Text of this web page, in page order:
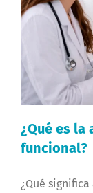
¿Qué es
funcional?
¿Qué